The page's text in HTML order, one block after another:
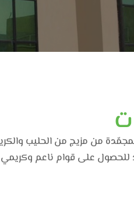
من مزيج من الحليب
على قوام ناعم وكريمي